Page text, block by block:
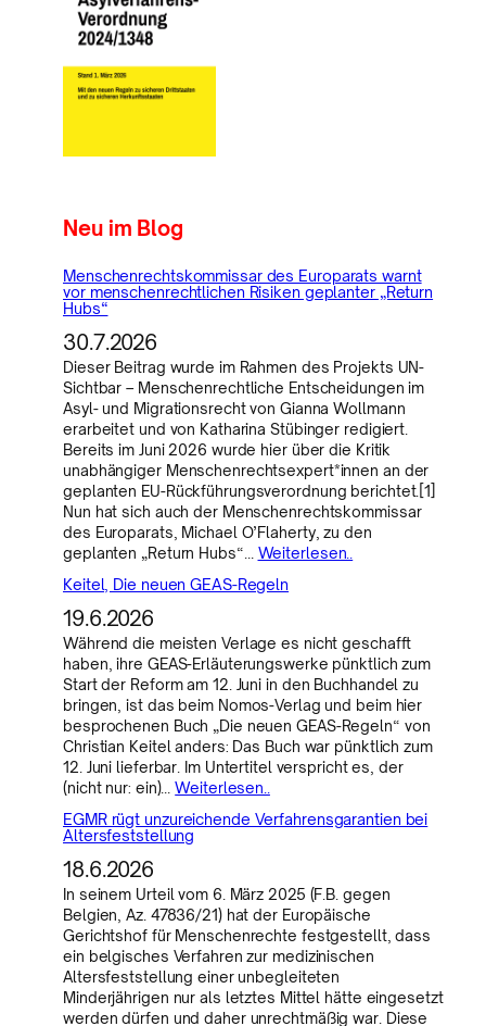
Neu im Blog
Menschenrechtskommissar des Europarats warnt
vor menschenrechtlichen Risiken geplanter „Return
Hubs“
30.7.2026
Dieser Beitrag wurde im Rahmen des Projekts UN-
Sichtbar – Menschenrechtliche Entscheidungen im
Asyl- und Migrationsrecht von Gianna Wollmann
erarbeitet und von Katharina Stübinger redigiert.
Bereits im Juni 2026 wurde hier über die Kritik
unabhängiger Menschenrechtsexpert*innen an der
geplanten EU-Rückführungsverordnung berichtet.[1]
Nun hat sich auch der Menschenrechtskommissar
des Europarats, Michael O’Flaherty, zu den
geplanten „Return Hubs“… Weiterlesen..
Keitel, Die neuen GEAS-Regeln
19.6.2026
Während die meisten Verlage es nicht geschafft
haben, ihre GEAS-Erläuterungswerke pünktlich zum
Start der Reform am 12. Juni in den Buchhandel zu
bringen, ist das beim Nomos-Verlag und beim hier
besprochenen Buch „Die neuen GEAS-Regeln“ von
Christian Keitel anders: Das Buch war pünktlich zum
12. Juni lieferbar. Im Untertitel verspricht es, der
(nicht nur: ein)…Weiterlesen..
EGMR rügt unzureichende Verfahrensgarantien bei
Altersfeststellung
18.6.2026
In seinem Urteil vom 6. März 2025 (F.B. gegen
Belgien, Az. 47836/21) hat der Europäische
Gerichtshof für Menschenrechte festgestellt, dass
ein belgisches Verfahren zur medizinischen
Altersfeststellung einer unbegleiteten
Minderjährigen nur als letztes Mittel hätte eingesetzt
werden dürfen und daher unrechtmäßig war. Diese